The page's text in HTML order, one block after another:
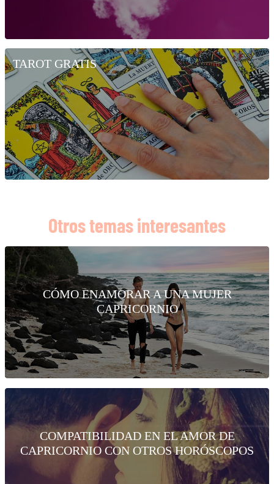
TAROT GRATIS
Otros temas interesantes
CÓMO ENAMORAR A UNA MUJER
CAPRICORNIO
COMPATIBILIDAD EN EL AMOR DE
CAPRICORNIO CON OTROS HORÓSCOPOS